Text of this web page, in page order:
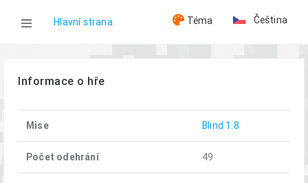
Hlavní strana
Hry
Blind (20.10.2024)
Téma Čeština
Informace o hře
Mise Blind 1.8
Počet odehrání 49